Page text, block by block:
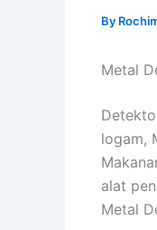
By
Metal
logam,
alat
Metal